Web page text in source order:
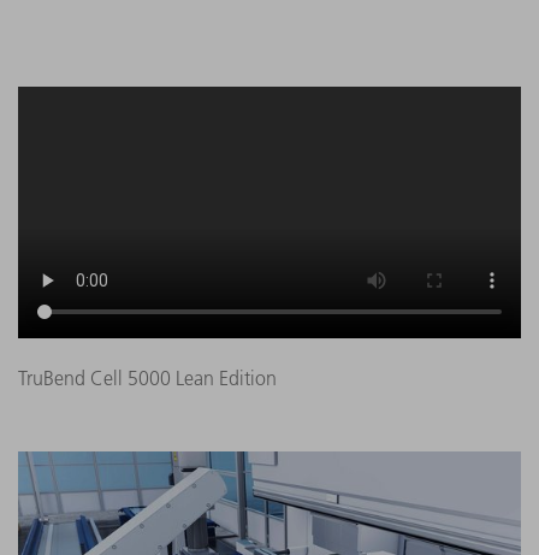
TruBend Cell 5000 Lean Edition